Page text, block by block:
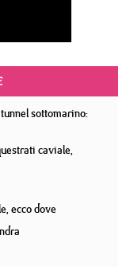
sottomarino:
caviale,
ecco dove